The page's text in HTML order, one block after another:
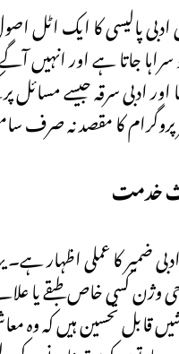
کی ادبی پالیسی کا ایک
جاتا ہے اور انہیں
ادبی سرقہ جیسے مسائل
کا مقصد نہ صرف
خدمت
ضمیر کا عملی اظہار
وژن کسی خاص طبقے یا
قابل تحسین ہیں کہ وہ